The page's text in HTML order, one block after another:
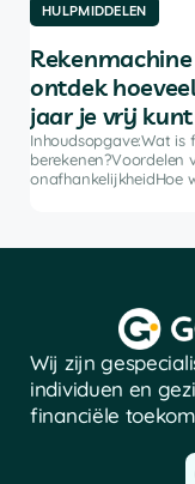
HULPMIDDELEN
ontdek
jaar je vrij
Inhoudsopgave:Wat
berekenen?Voordelen
onafhankelijkheidHoe
Wij zijn
individuen en
financiële